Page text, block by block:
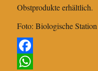
Obstprodukte erhältlich.
Foto: Biologische Station
F